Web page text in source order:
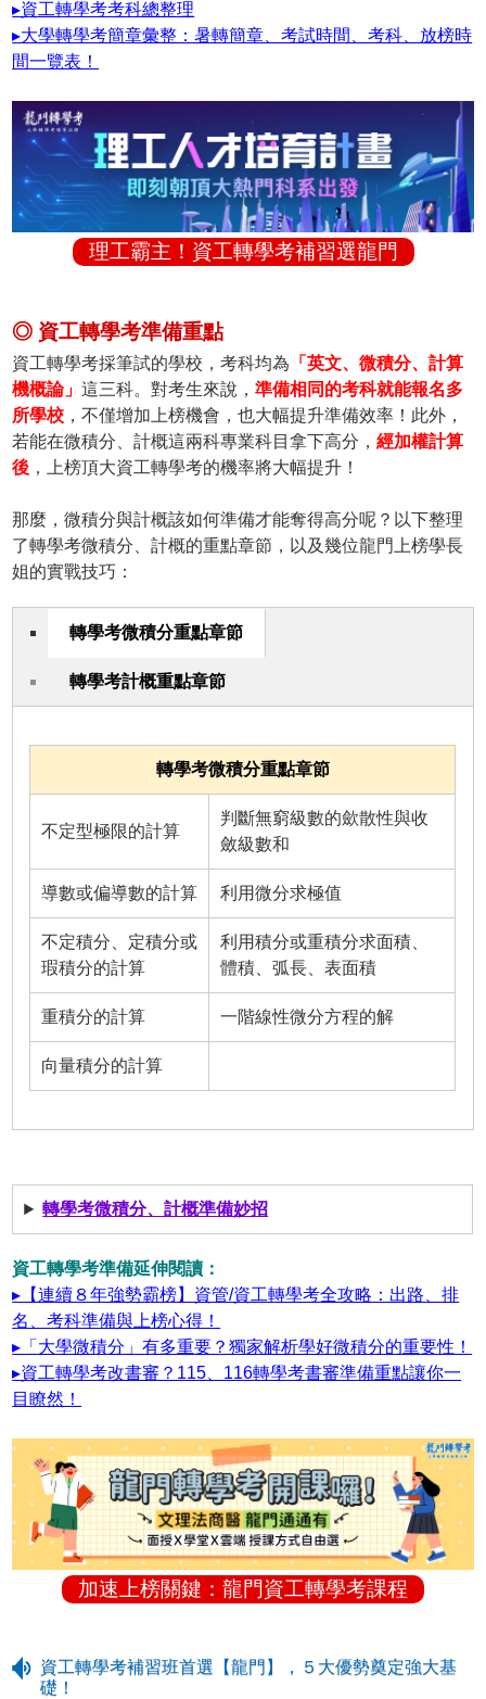
▸資工轉學考考科總整理
▸大學轉學考簡章彙整：暑轉簡章、考試時間、考科、放榜時
間一覽表！
理工霸主！資工轉學考補習選龍門
◎ 資工轉學考準備重點
資工轉學考採筆試的學校，考科均為 「英文、微積分、計算
機概論」這三科。對考生來說，準備相同的考科就能報名多
所學校 ，不僅增加上榜機會，也大幅提升準備效率！此外，
若能在微積分、計概這兩科專業科目拿下高分，經加權計算
後 ，上榜頂大資工轉學考的機率將大幅提升！
那麼，微積分與計概該如何準備才能奪得高分呢？以下整理
了轉學考微積分、計概的重點章節，以及幾位龍門上榜學長
姐的實戰技巧：
轉學考微積分重點章節
轉學考計概重點章節
轉學考微積分重點章節
不定型極限的計算
判斷無窮級數的歛散性與收
斂級數和
導數或偏導數的計算 利用微分求極值
不定積分、定積分或
瑕積分的計算
利用積分或重積分求面積、
體積、弧長、表面積
重積分的計算 一階線性微分方程的解
向量積分的計算
轉學考微積分、計概準備妙招
資工轉學考準備延伸閱讀：
▸【連續８年強勢霸榜】資管/資工轉學考全攻略：出路、排
名、考科準備與上榜心得！
▸「大學微積分」有多重要？獨家解析學好微積分的重要性！
▸資工轉學考改書審？115、116轉學考書審準備重點讓你一
目瞭然！
加速上榜關鍵：龍門資工轉學考課程
資工轉學考補習班首選【龍門】，５大優勢奠定強大基
礎！